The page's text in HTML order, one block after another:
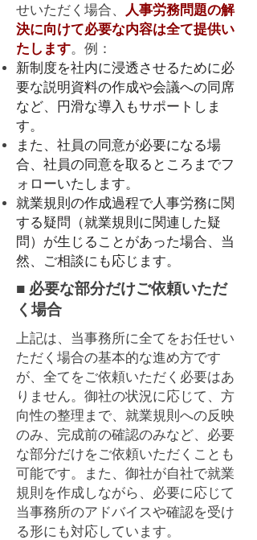
せいただく場合、
人事労務問題の解
決に向けて必要な内容は全て提供い
たします。例：​
新制度を社内に浸透させるために必
要な説明資料の作成や会議への同席
など、円滑な導入もサポートしま
す。
また、社員の同意が必要になる場
合、社員の同意を取るところまでフ
ォローいたします。
就業規則の作成過程で人事労務に関
する疑問（就業規則に関連した疑
問）が生じることがあった場合、当
然、ご相談にも応じます。
■ 必要な部分だけご依頼いただ
く場合
上記は、当事務所に全てをお任せい
ただく場合の基本的な進め方です
が、全てをご依頼いただく必要はあ
りません。御社の状況に応じて、方
向性の整理まで、就業規則への反映
のみ、完成前の確認のみなど、必要
な部分だけをご依頼いただくことも
可能です。また、御社が自社で就業
規則を作成しながら、必要に応じて
当事務所のアドバイスや確認を受け
る形にも対応しています。